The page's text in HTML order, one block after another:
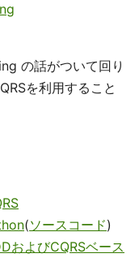
の話がついて回り
を利用すること
(ソースコード)
およびCQRSベース